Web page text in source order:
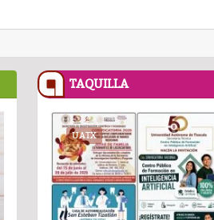
RECETASNESTLE.COM
TAQUILLA
UATX PODCAST